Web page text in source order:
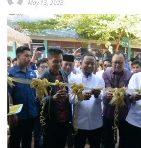
May 13, 2023